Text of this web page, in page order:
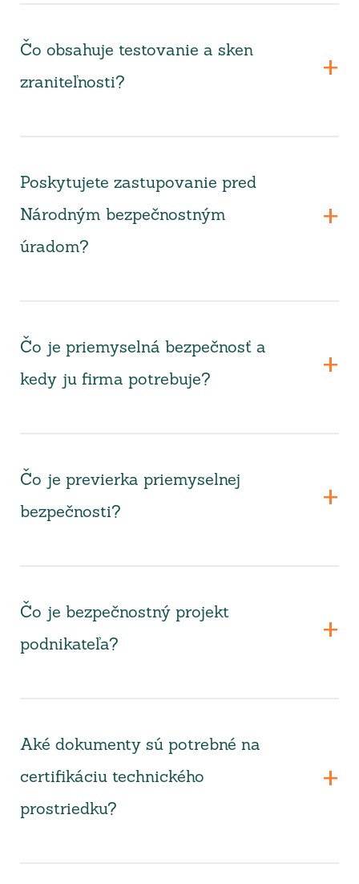
Čo obsahuje testovanie a sken
zraniteľnosti?
Poskytujete zastupovanie pred
Národným bezpečnostným
úradom?
Čo je priemyselná bezpečnosť a
kedy ju firma potrebuje?
Čo je previerka priemyselnej
bezpečnosti?
Čo je bezpečnostný projekt
podnikateľa?
Aké dokumenty sú potrebné na
certifikáciu technického
prostriedku?